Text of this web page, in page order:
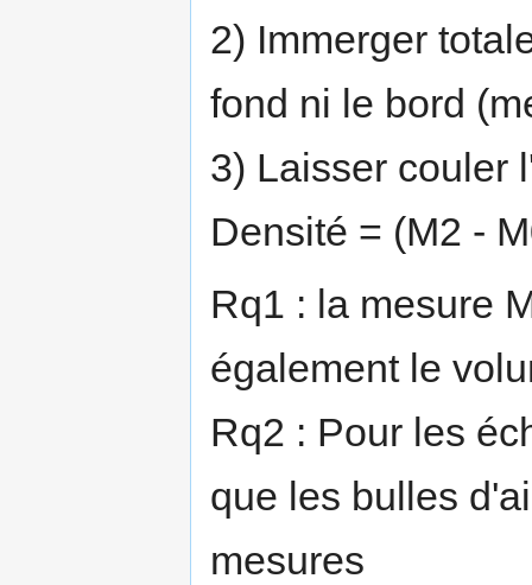
2) Immerger
fond ni le bord
3) Laisser couler
Densité = (M2 -
Rq1 : la mesure
également le
Rq2 : Pour les
que les bulles
mesures